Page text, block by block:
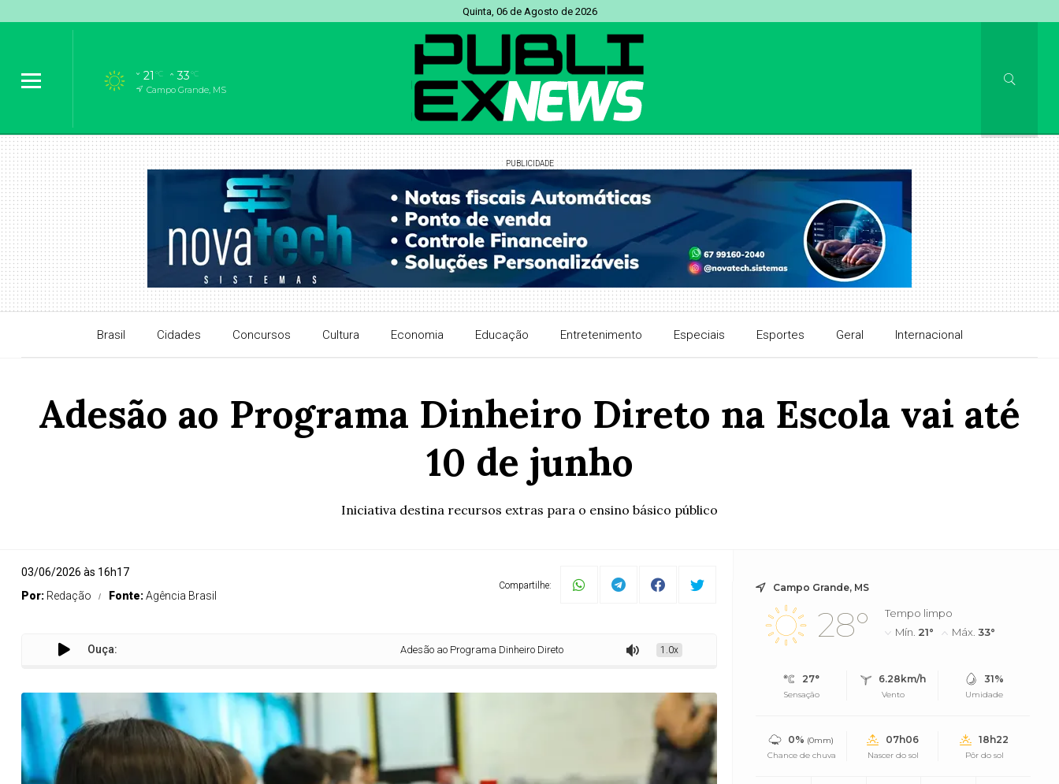
Quinta, 06 de Agosto de 2026
21 °C 33°C
Campo Grande, MS
PUBLICIDADE
Brasil Cidades Concursos Cultura Economia Educação Entretenimento Especiais Esportes Geral Internacional
Adesão ao Programa Dinheiro Direto na Escola vai até
10 de junho
Iniciativa destina recursos extras para o ensino básico público
03/06/2026 às 16h17
Por: Redação Fonte:Agência Brasil
Compartilhe:
Ouça: Adesão ao Programa Dinheiro Direto na Escola vai até 10 de junho 1.0x
Campo Grande, MS
28°
Tempo limpo
Mín. 21° Máx.33°
27°
Sensação
6.28km/h
Vento
31%
Umidade
0% (0mm)
Chance de chuva
07h06
Nascer do sol
18h22
Pôr do sol